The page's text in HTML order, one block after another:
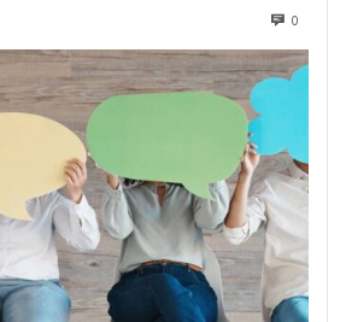
0